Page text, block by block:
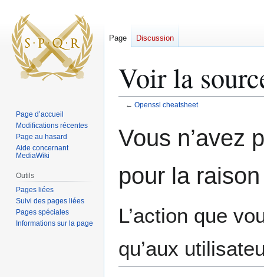
Voir la
← Openssl cheatsheet
àà
Vous n’avez
pour la
L’action que
qu’aux
Page Discussion
Page d’accueil
Modifications récentes
Page au hasard
Aide concernant
MediaWiki
Outils
Pages liées
Suivi des pages liées
Pages spéciales
Informations sur la page